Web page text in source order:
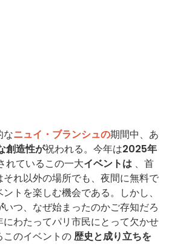
なニュイ・ブランシュの期間中、あ
創造性が祝われる。今年は2025年
れているこの一大イベントは 、首
れ以外の場所でも、夜間に無料で
トを楽しむ機会である。しかし、
いつ、なぜ始まったのかご存知だろ
にわたってパリ市民にとって欠かせ
このイベントの歴史と成り立ちを